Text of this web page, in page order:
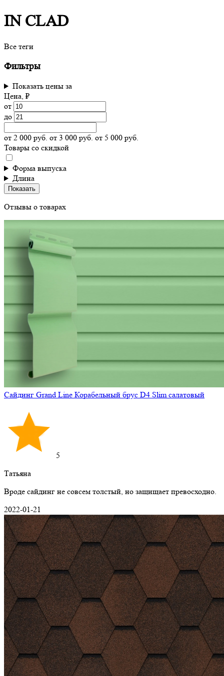
IN CLAD
Все теги
Фильтры
Показать цены за
Цена, ₽
от
до
от 2 000 руб. от 3 000 руб. от 5 000 руб.
Товары со скидкой
Форма выпуска
Длина
Показать
Отзывы о товарах
Сайдинг Grand Line Корабельный брус D4 Slim салатовый
5
Татьяна
Вроде сайдинг не совсем толстый, но защищает превосходно.
2022-01-21